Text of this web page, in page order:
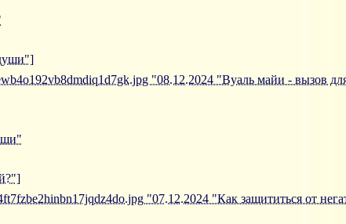
"08.12.2024 "Вуаль майи - вызов
"07.12.2024 "Как защититься от